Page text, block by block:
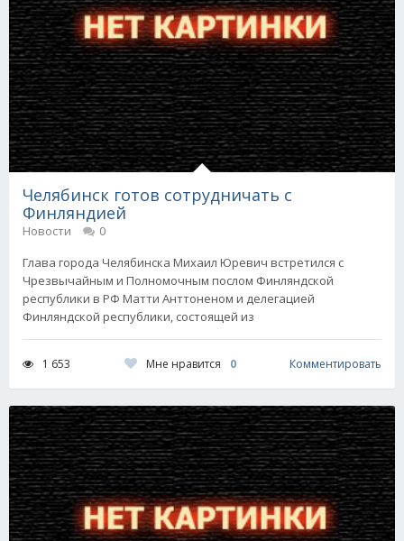
Челябинск готов сотрудничать с
Финляндией
Новости
0
Глава города Челябинска Михаил Юревич встретился с
Чрезвычайным и Полномочным послом Финляндской
республики в РФ Матти Анттоненом и делегацией
Финляндской республики, состоящей из
1 653 Мне нравится 0 Комментировать